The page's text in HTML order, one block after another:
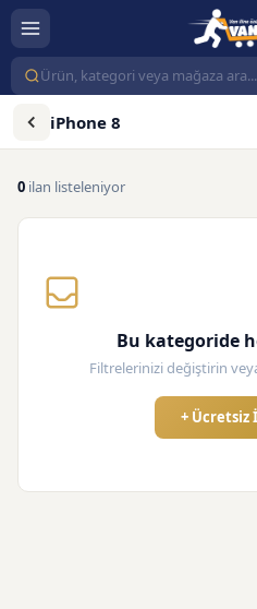
iPhone 8
0 ilan listeleniyor
Bu kategoride
Filtrelerinizi değiştirin
+ Ücretsiz